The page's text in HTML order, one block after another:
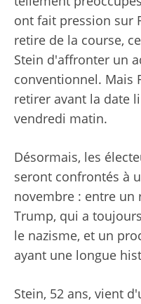
ont fait pression sur
retire de la course,
Stein d'affronter un
conventionnel. Mais
retirer avant la date
vendredi matin.
Désormais, les
seront confrontés à
novembre : entre
Trump, qui a
le nazisme, et un
ayant une longue
Stein, 52 ans, vient